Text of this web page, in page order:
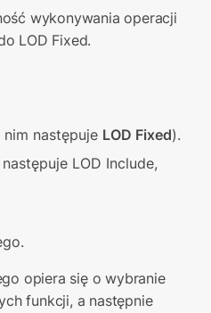
wykonywania operacji
LOD Fixed.
następuje LOD Fixed).
LOD Include,
opiera się o wybranie
funkcji, a następnie